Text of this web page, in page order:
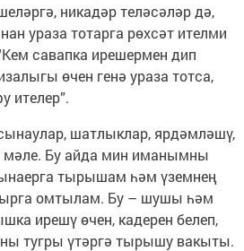
никадәр теләсәләр дә,
ураза тотарга рөхсәт ителми
савапка ирешермен дип
өчен генә ураза тотса,
ителер”.
шатлыклар, ярдәмләшү,
мәле. Бу айда мин иманымны
тырышам һәм үземнең
омтылам. Бу – шушы һәм
ирешү өчен, кадерен белеп,
тугры үтәргә тырышу вакыты.